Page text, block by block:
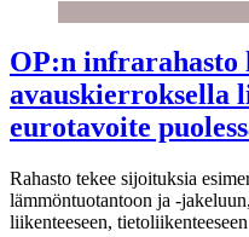
OP:n infrarahasto
avauskierroksella
eurotavoite
Rahasto tekee sijoituksia
lämmöntuotantoon ja -
liikenteeseen,